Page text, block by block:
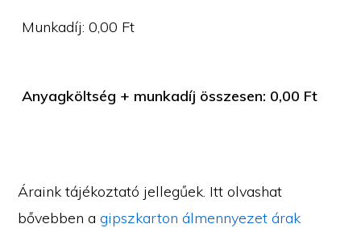
Munkadíj:0,00 Ft
Anyagköltség + munkadíj összesen: 0,00 Ft
Áraink tájékoztató jellegűek. Itt olvashat
bővebben agipszkarton álmennyezet árak